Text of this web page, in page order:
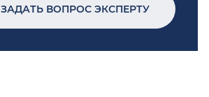
ЗАДАТЬ ВОПРОС ЭКСПЕРТУ